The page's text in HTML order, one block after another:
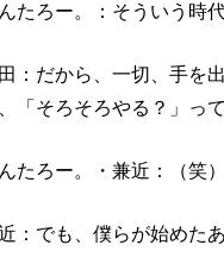
たろー。：そういう時
：だから、一切、手を
「そろそろやる？」って
たろー。・兼近：（笑）
：でも、僕らが始めた